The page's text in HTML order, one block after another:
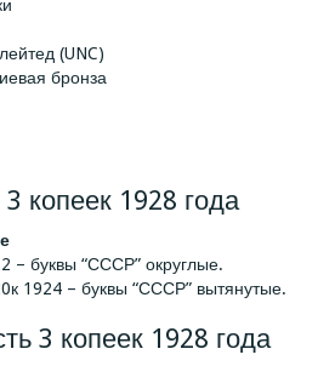
(UNC)
бронза
копеек 1928 года
– буквы “СССР” округлые.
1924 – буквы “СССР” вытянутые.
3 копеек 1928 года